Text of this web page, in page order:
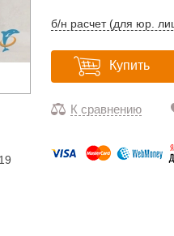
б/н расчет (для юр.
Купить
К сравнению